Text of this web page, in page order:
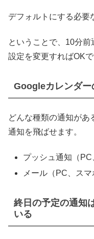
デフォルトにする必要
ということで、10分
設定を変更すればOK
Googleカレンダー
どんな種類の通知があ
通知を飛ばせます。
プッシュ通知（PC
メール（PC、スマ
終日の予定の通知
いる